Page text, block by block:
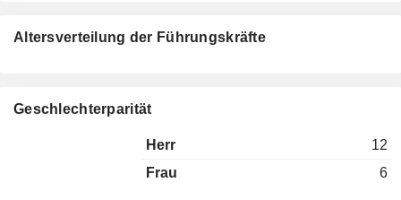
Altersverteilung der Führungskräfte
Geschlechterparität
Herr
12
Frau
6